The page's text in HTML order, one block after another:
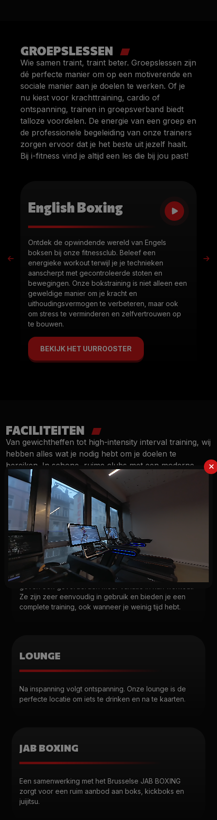
GROEPSLESSEN
Wie samen traint, traint beter. Groepslessen zijn
dé perfecte manier om op een motiverende en
sociale manier aan je doelen te werken. Of je
nu kiest voor krachttraining, cardio of
ontspanning, trainen in groepsverband biedt
talloze voordelen. De energie van een groep en
de professionele begeleiding van onze trainers
zorgen ervoor dat je het beste uit jezelf haalt.
Bij i-fitness vind je altijd een les die bij jou past!
English Boxing
Ontdek de opwindende wereld van Engels
boksen bij onze fitnessclub. Beleef een
energieke workout terwijl je je technieken
aanscherpt met gecontroleerde stoten en
bewegingen. Onze bokstraining is niet alleen een
geweldige manier om je kracht en
uithoudingsvermogen te verbeteren, maar ook
om stress te verminderen en zelfvertrouwen op
te bouwen.
BEKIJK HET UURROOSTER
FACILITEITEN
Van gewichtheffen tot high-intensity interval training, wij
hebben alles wat je nodig hebt om je doelen te
bereiken. In schone, ruime clubs met een moderne
uitstraling en het beste fitnessmateriaal.
CIRCUIT TRAINING
De nieuwe Life Fitness Circuit Series is een ideale
oplossing voor iedereen om kracht te trainen. Deze
toestellen zijn geschikt voor startende leden, maar
Ze zijn zeer eenvoudig in gebruik en bieden je een
complete training, ook wanneer je weinig tijd hebt.
LOUNGE
Na inspanning volgt ontspanning. Onze lounge is de
perfecte locatie om iets te drinken en na te kaarten.
JAB BOXING
Een samenwerking met het Brusselse JAB BOXING
zorgt voor een ruim aanbod aan boks, kickboks en
juijitsu.